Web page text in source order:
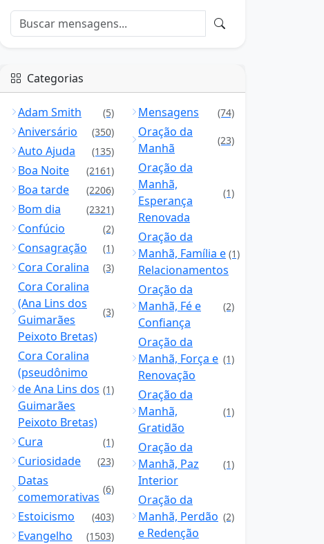
Categorias
Adam Smith (5)
Aniversário (350)
Auto Ajuda (135)
Boa Noite (2161)
Boa tarde (2206)
Bom dia (2321)
Confúcio (2)
Consagração (1)
Cora Coralina (3)
Cora Coralina
(Ana Lins dos
Guimarães
Peixoto Bretas)
(3)
Cora Coralina
(pseudônimo
de Ana Lins dos
Guimarães
Peixoto Bretas)
(1)
Cura (1)
Curiosidade (23)
Datas
comemorativas
(6)
Estoicismo (403)
Evangelho (1503)
Mensagens (74)
Oração da
Manhã
(23)
Oração da
Manhã,
Esperança
Renovada
(1)
Oração da
Manhã, Família e
Relacionamentos
(1)
Oração da
Manhã, Fé e
Confiança
(2)
Oração da
Manhã, Força e
Renovação
(1)
Oração da
Manhã,
Gratidão
(1)
Oração da
Manhã, Paz
Interior
(1)
Oração da
Manhã, Perdão
e Redenção
(2)